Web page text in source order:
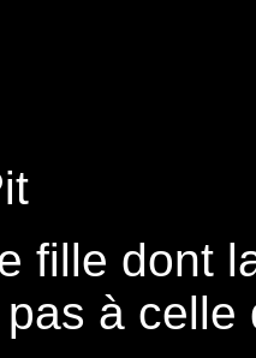
fille dont
à celle